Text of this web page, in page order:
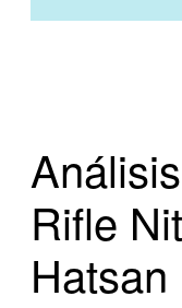
Rifle
Hatsan